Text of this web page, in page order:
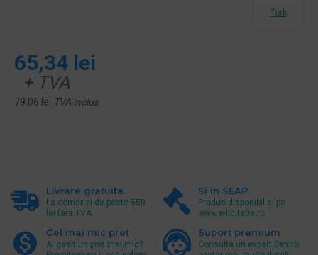
65,34 lei
+ TVA
79,06 lei TVA inclus
Tork
Livrare gratuita
La comenzi de peste 550
lei fara TVA.
Si in SEAP
Produs disponibil si pe
www.e-licitatie.ro
Cel mai mic pret
Ai gasit un pret mai mic?
Suport premium
Consulta un expert Sanito